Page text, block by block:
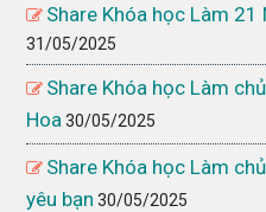
Share Khóa học Làm 21
31/05/2025
Share Khóa học Làm
Hoa 30/05/2025
Share Khóa học Làm
yêu bạn 30/05/2025